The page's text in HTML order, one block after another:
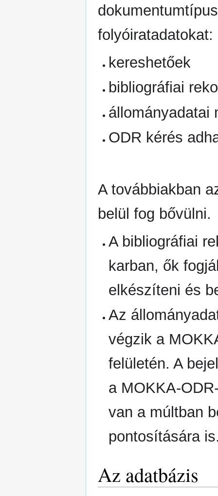
folyóiratadatokat:
kereshetőek
bibliográfiai
állományadatai
ODR kérés
A továbbiakban
belül fog bővülni.
A bibliográfiai
karban, ők
elkészíteni és
Az
végzik a
felületén. A
a MOKKA-
van a múltban
pontosítására
Az adatbázis